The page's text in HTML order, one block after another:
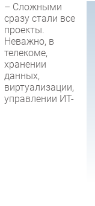
– Сложными
сразу стали все
проекты.
Неважно, в
телекоме,
хранении
данных,
виртуализации,
управлении ИТ-